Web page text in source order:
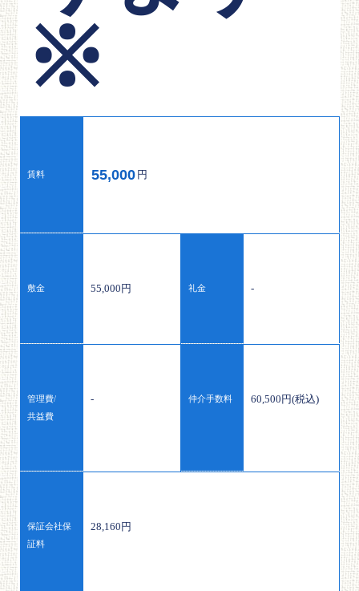
※
賃料 55,000 円
敷金 55,000円 礼金 -
管理費/
共益費
- 仲介手数料 60,500円(税込)
保証会社保
証料
28,160円